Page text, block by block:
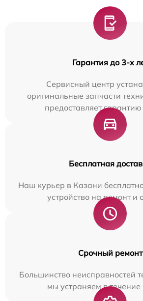
Гарантия до 3-х
Сервисный центр
оригинальные запчасти
предоставляет гарантию
Бесплатная
Наш курьер в Казани
устройство на ремонт и
Срочный ремонт
Большинство неисправностей
мы устраняем в течение